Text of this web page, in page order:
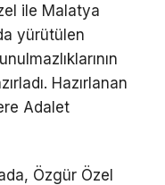
ile Malatya
yürütülen
Hazırlanan
Adalet
Özgür Özel